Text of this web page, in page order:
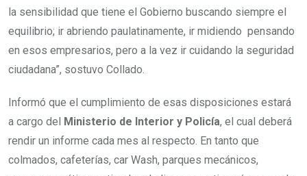
la sensibilidad que tiene el Gobierno buscando siempre el
equilibrio; ir abriendo paulatinamente, ir midiendo pensando
en esos empresarios, pero a la vez ir cuidando la seguridad
ciudadana”, sostuvo Collado.
Informó que el cumplimiento de esas disposiciones estará
a cargo del Ministerio de Interior y Policía, el cual deberá
rendir un informe cada mes al respecto. En tanto que
colmados, cafeterías, car Wash, parques mecánicos,